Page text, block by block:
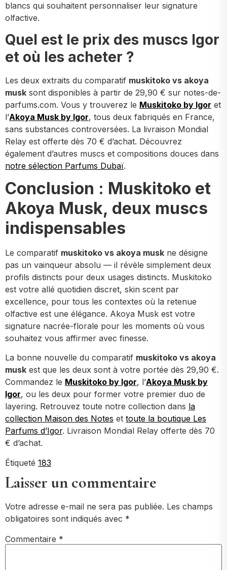
blancs qui souhaitent personnaliser leur signature
olfactive.
Quel est le prix des muscs Igor
et où les acheter ?
Les deux extraits du comparatif muskitoko vs akoya
musk sont disponibles à partir de 29,90 € sur notes-de-
parfums.com. Vous y trouverez le Muskitoko by Igor et
l’Akoya Musk by Igor, tous deux fabriqués en France,
sans substances controversées. La livraison Mondial
Relay est offerte dès 70 € d’achat. Découvrez
également d’autres muscs et compositions douces dans
notre sélection Parfums Dubaï.
Conclusion : Muskitoko et
Akoya Musk, deux muscs
indispensables
Le comparatif muskitoko vs akoya musk ne désigne
pas un vainqueur absolu — il révèle simplement deux
profils distincts pour deux usages distincts. Muskitoko
est votre allé quotidien discret, skin scent par
excellence, pour tous les contextes où la retenue
olfactive est une élégance. Akoya Musk est votre
signature nacrée-florale pour les moments où vous
souhaitez vous affirmer avec finesse.
La bonne nouvelle du comparatif muskitoko vs akoya
musk est que les deux sont à votre portée dès 29,90 €.
Commandez le Muskitoko by Igor, l’Akoya Musk by
Igor, ou les deux pour former votre premier duo de
layering. Retrouvez toute notre collection dans la
collection Maison des Notes et toute la boutique Les
Parfums d’Igor. Livraison Mondial Relay offerte dès 70
€ d’achat.
Étiqueté 183
Laisser un commentaire
Votre adresse e-mail ne sera pas publiée. Les champs
obligatoires sont indiqués avec *
Commentaire *